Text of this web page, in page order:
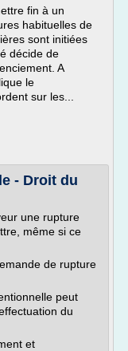
fin à un
habituelles de
sont initiées
décide de
A
le
sur les...
- Droit du
une rupture
même si ce
de rupture
peut
du
et